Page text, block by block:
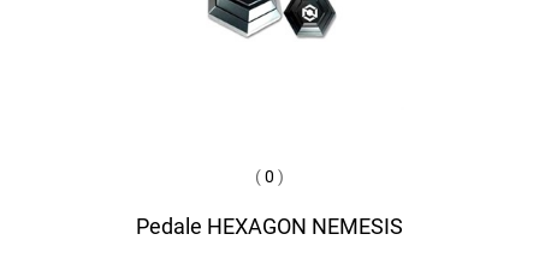
(0 )
Pedale HEXAGON NEMESIS